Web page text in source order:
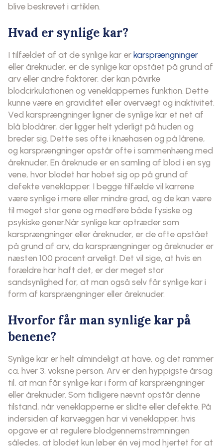
blive beskrevet i artiklen.
Hvad er synlige kar?
I tilfældet af at de synlige kar erkarsprængninger
eller åreknuder, er de synlige kar opstået på grund af
arv eller andre faktorer, der kan påvirke
blodcirkulationen og veneklappernes funktion. Dette
kunne være en graviditet eller overvægt og inaktivitet.
Ved karsprængninger ligner de synlige kar et net af
blå blodårer, der ligger helt yderligt på huden og
breder sig. Dette ses ofte i knæhasen og på lårene,
og karsprængninger opstår ofte i sammenhæng med
åreknuder. En åreknude er en samling af blod i en syg
vene, hvor blodet har hobet sig op på grund af
defekte veneklapper. I begge tilfælde vil karrene
være synlige i mere eller mindre grad, og de kan være
til meget stor gene og medføre både fysiske og
psykiske gener.Når synlige kar optræder som
karsprængninger eller åreknuder, er de ofte opstået
på grund af arv, da karsprængninger og åreknuder er
næsten 100 procent arveligt. Det vil sige, at hvis en
forældre har haft det, er der meget stor
sandsynlighed for, at man også selv får synlige kar i
form af karsprængninger eller åreknuder.
Hvorfor får man synlige kar på
benene?
Synlige kar er helt almindeligt at have, og det rammer
ca. hver 3. voksne person. Arv er den hyppigste årsag
til, at man får synlige kar i form af karsprængninger
eller åreknuder. Som tidligere nævnt opstår denne
tilstand, når veneklapperne er slidte eller defekte. På
indersiden af karvæggen har vi veneklapper, hvis
opgave er at regulere blodgennemstrømningen
således, at blodet kun løber én vej mod hjertet for at